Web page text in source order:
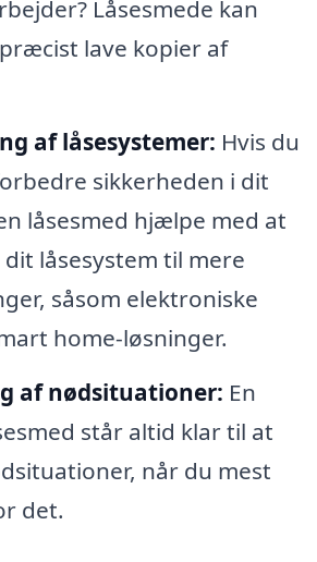
Låsesmede kan
lave kopier af
af låsesystemer: Hvis du
sikkerheden i dit
låsesmed hjælpe med at
låsesystem til mere
såsom elektroniske
home-løsninger.
af nødsituationer: En
står altid klar til at
når du mest
det.